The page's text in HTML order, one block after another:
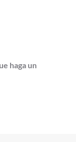
haga un